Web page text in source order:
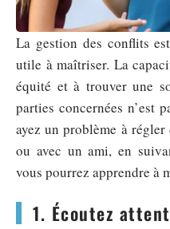
La gestion des conflits
utile à maîtriser. La
équité et à trouver une
parties concernées n’est
ayez un problème à
ou avec un ami, en
vous pourrez apprendre à
1. Écoutez